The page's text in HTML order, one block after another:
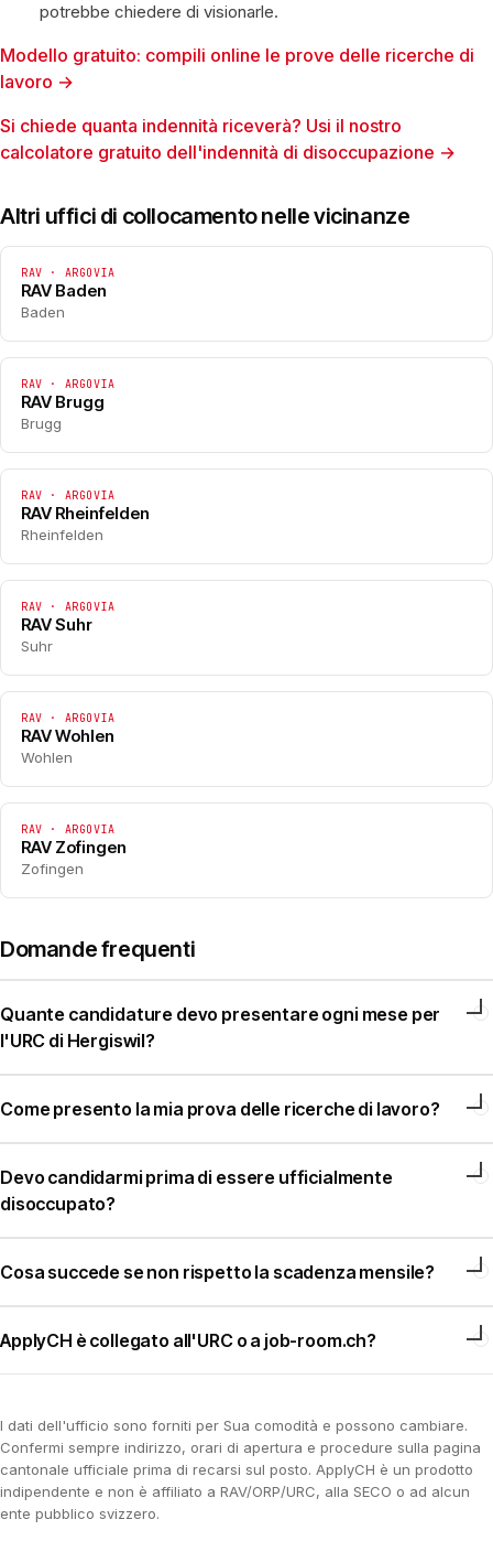
potrebbe chiedere di visionarle.
Modello gratuito: compili online le prove delle ricerche di
lavoro →
Si chiede quanta indennità riceverà? Usi il nostro
calcolatore gratuito dell'indennità di disoccupazione →
Altri uffici di collocamento nelle vicinanze
RAV · ARGOVIA
RAV Baden
Baden
RAV · ARGOVIA
RAV Brugg
Brugg
RAV · ARGOVIA
RAV Rheinfelden
Rheinfelden
RAV · ARGOVIA
RAV Suhr
Suhr
RAV · ARGOVIA
RAV Wohlen
Wohlen
RAV · ARGOVIA
RAV Zofingen
Zofingen
Domande frequenti
Quante candidature devo presentare ogni mese per
l'URC di Hergiswil?
Come presento la mia prova delle ricerche di lavoro?
Devo candidarmi prima di essere ufficialmente
disoccupato?
Cosa succede se non rispetto la scadenza mensile?
ApplyCH è collegato all'URC o a job-room.ch?
I dati dell'ufficio sono forniti per Sua comodità e possono cambiare.
Confermi sempre indirizzo, orari di apertura e procedure sulla pagina
cantonale ufficiale prima di recarsi sul posto. ApplyCH è un prodotto
indipendente e non è affiliato a RAV/ORP/URC, alla SECO o ad alcun
ente pubblico svizzero.